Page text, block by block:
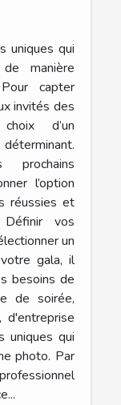
uniques qui
manière
capter
invités des
d’un
l’option
réussies et
Définir vos
un
gala, il
besoins de
de soirée,
d'entreprise
uniques qui
photo. Par